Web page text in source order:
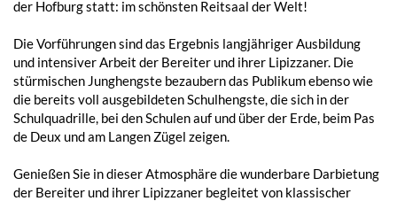
der Hofburg statt: im schönsten Reitsaal der Welt!
Die Vorführungen sind das Ergebnis langjähriger Ausbildung
und intensiver Arbeit der Bereiter und ihrer Lipizzaner. Die
stürmischen Junghengste bezaubern das Publikum ebenso wie
die bereits voll ausgebildeten Schulhengste, die sich in der
Schulquadrille, bei den Schulen auf und über der Erde, beim Pas
de Deux und am Langen Zügel zeigen.
Genießen Sie in dieser Atmosphäre die wunderbare Darbietung
der Bereiter und ihrer Lipizzaner begleitet von klassischer